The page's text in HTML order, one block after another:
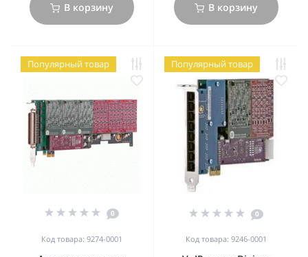
В корзину В корзину
Популярный товар
0
Код товара: 9274-0001
Популярный товар
0
Код товара: 9246-0001